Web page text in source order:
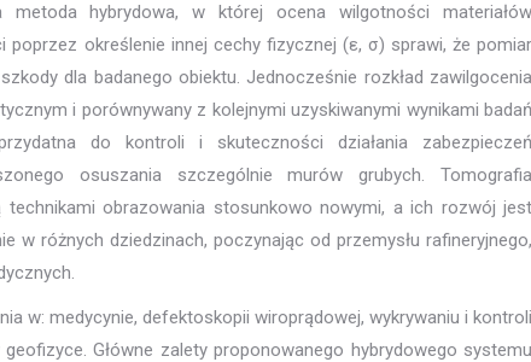
metoda hybrydowa, w której ocena wilgotności materiałów
określenie innej cechy fizycznej (ε, σ) sprawi, że pomiar
dla badanego obiektu. Jednocześnie rozkład zawilgocenia
i porównywany z kolejnymi uzyskiwanymi wynikami badań
do kontroli i skuteczności działania zabezpieczeń
osuszania szczególnie murów grubych. Tomografia
obrazowania stosunkowo nowymi, a ich rozwój jest
w różnych dziedzinach, poczynając od przemysłu rafineryjnego,
w: medycynie, defektoskopii wiroprądowej, wykrywaniu i kontroli
Główne zalety proponowanego hybrydowego systemu